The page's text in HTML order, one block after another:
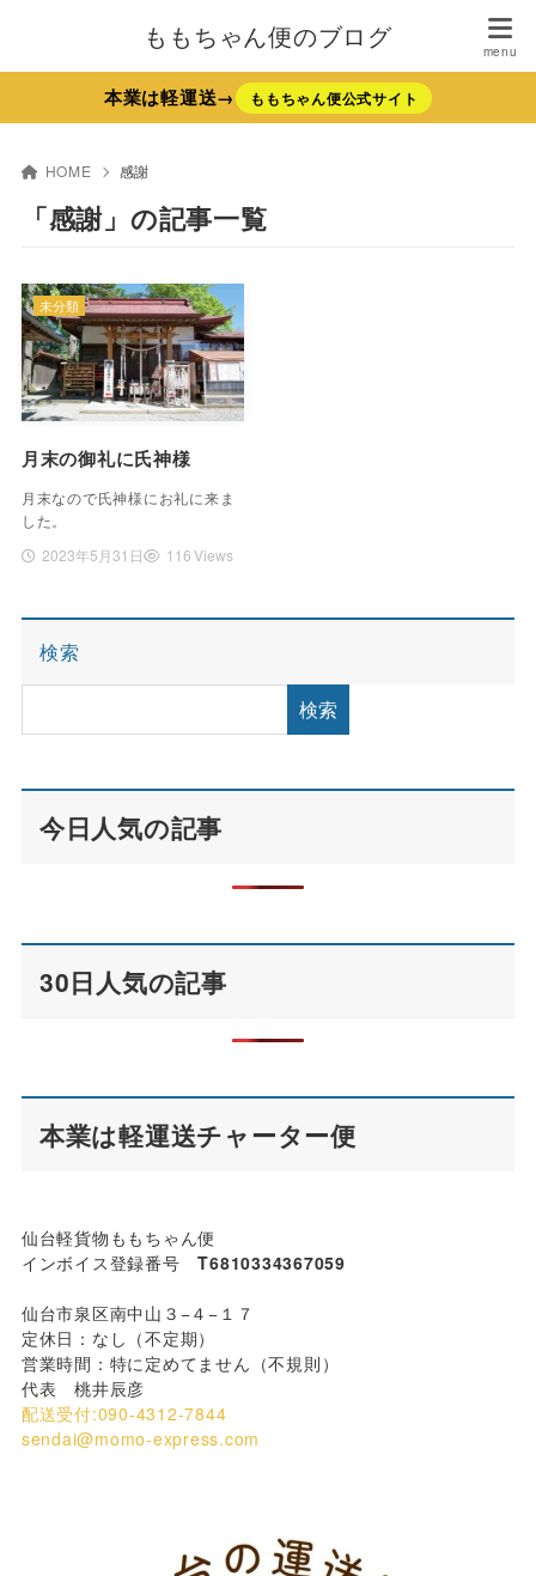
ももちゃん便のブログ
本業は軽運送→ ももちゃん便公式サイト
HOME 感謝
「感謝」の記事一覧
月末の御礼に氏神様
月末なので氏神様にお礼に来ま
した。
2023年5月31日
未分類
116 Views
検索
検索
今日人気の記事
30日人気の記事
本業は軽運送チャーター便
仙台軽貨物ももちゃん便
インボイス登録番号T6810334367059
仙台市泉区南中山３−４−１７
定休日：なし（不定期）
営業時間：特に定めてません（不規則）
代表 桃井辰彦
配送受付:090-4312-7844
sendai@momo-express.com